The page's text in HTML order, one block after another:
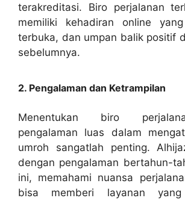
terakreditasi. Biro perjalanan
memiliki kehadiran online
terbuka, dan umpan balik positif
sebelumnya.
2. Pengalaman dan Ketrampilan
Menentukan biro
pengalaman luas dalam
umroh sangatlah penting.
dengan pengalaman bertahun-
ini, memahami nuansa
bisa memberi layanan yang